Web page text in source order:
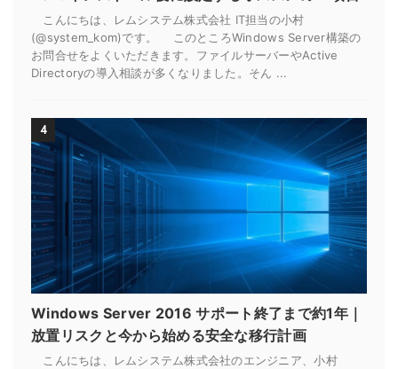
こんにちは、レムシステム株式会社 IT担当の小村
(@system_kom)です。 このところWindows Server構築の
お問合せをよくいただきます。ファイルサーバーやActive
Directoryの導入相談が多くなりました。そん ...
4
Windows Server 2016 サポート終了まで約1年｜
放置リスクと今から始める安全な移行計画
こんにちは、レムシステム株式会社のエンジニア、小村